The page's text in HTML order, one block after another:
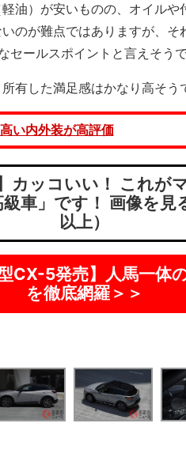
油）が安いものの、オイルや
のが難点ではありますが、そ
ールスポイントと言えそうで
有した満足感はかなり高そう
い内外装が高評価
カッコいい！ これが
級車」です！ 画像を
以上）
CX-5発売】人馬一体
を徹底網羅＞＞